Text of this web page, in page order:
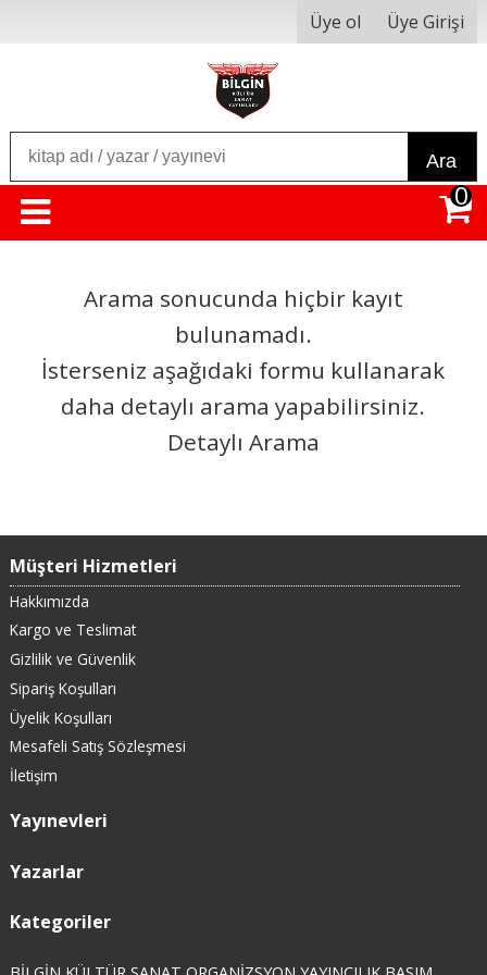
Üye ol Üye Girişi
Ara
0
Arama sonucunda hiçbir kayıt
bulunamadı.
İsterseniz aşağıdaki formu kullanarak
daha detaylı arama yapabilirsiniz.
Detaylı Arama
Müşteri Hizmetleri
Hakkımızda
Kargo ve Teslimat
Gizlilik ve Güvenlik
Sipariş Koşulları
Üyelik Koşulları
Mesafeli Satış Sözleşmesi
İletişim
Yayınevleri
Yazarlar
Kategoriler